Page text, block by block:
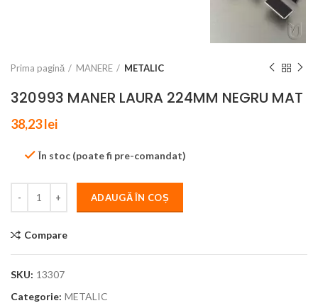
Prima pagină MANERE METALIC
320993 MANER LAURA 224MM NEGRU MAT
38,23lei
În stoc (poate fi pre-comandat)
ADAUGĂ ÎN COȘ
Compare
SKU: 13307
Categorie: METALIC